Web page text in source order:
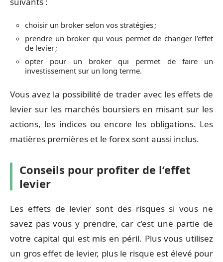
choisir un broker selon vos stratégies ;
prendre un broker qui vous permet de changer l’effet
de levier ;
opter pour un broker qui permet de faire un
investissement sur un long terme.
Vous avez la possibilité de trader avec les effets de
levier sur les marchés boursiers en misant sur les
actions, les indices ou encore les obligations. Les
matières premières et le forex sont aussi inclus.
Conseils pour profiter de l’effet
levier
Les effets de levier sont des risques si vous ne
savez pas vous y prendre, car c’est une partie de
votre capital qui est mis en péril. Plus vous utilisez
un gros effet de levier, plus le risque est élevé pour